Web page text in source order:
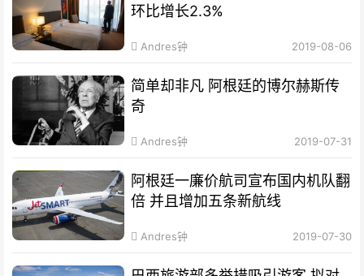
环比增长2.3%
Andres钟 2019-08-06
简单却非凡 阿根廷的博尔赫斯传
奇
Andres钟 2019-07-31
阿根廷一廉价航司宣布国内机队翻
倍 并且增加五条新航线
Andres钟 2019-07-30